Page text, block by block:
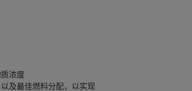
浓度
及最佳燃料分配，以实现